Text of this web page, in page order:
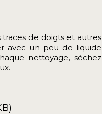
de doigts et autres
avec un peu de liquide
nettoyage, séchez